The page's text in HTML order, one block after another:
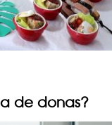
de donas?